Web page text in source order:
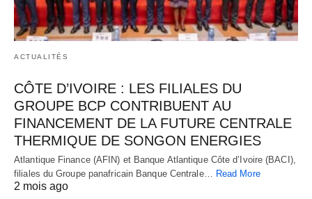
ACTUALITÉS
CÔTE D’IVOIRE : LES FILIALES DU
GROUPE BCP CONTRIBUENT AU
FINANCEMENT DE LA FUTURE CENTRALE
THERMIQUE DE SONGON ENERGIES
Atlantique Finance (AFIN) et Banque Atlantique Côte d’Ivoire (BACI),
filiales du Groupe panafricain Banque Centrale… Read More
2 mois ago